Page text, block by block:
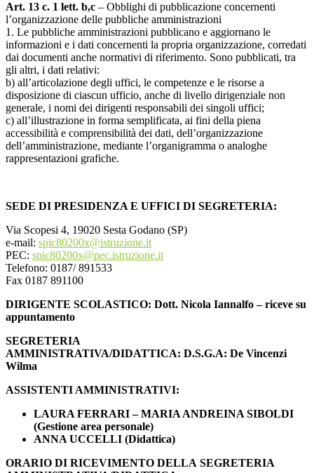
Art. 13 c. 1 lett. b,c – Obblighi di pubblicazione concernenti
l’organizzazione delle pubbliche amministrazioni
1. Le pubbliche amministrazioni pubblicano e aggiornano le
informazioni e i dati concernenti la propria organizzazione, corredati
dai documenti anche normativi di riferimento. Sono pubblicati, tra
gli altri, i dati relativi:
b) all’articolazione degli uffici, le competenze e le risorse a
disposizione di ciascun ufficio, anche di livello dirigenziale non
generale, i nomi dei dirigenti responsabili dei singoli uffici;
c) all’illustrazione in forma semplificata, ai fini della piena
accessibilità e comprensibilità dei dati, dell’organizzazione
dell’amministrazione, mediante l’organigramma o analoghe
rappresentazioni grafiche.
SEDE DI PRESIDENZA E UFFICI DI SEGRETERIA:
Via Scopesi 4, 19020 Sesta Godano (SP)
e-mail: spic80200x@istruzione.it
PEC: spic80200x@pec.istruzione.it
Telefono: 0187/ 891533
Fax 0187 891100
DIRIGENTE SCOLASTICO: Dott. Nicola Iannalfo – riceve su
appuntamento
SEGRETERIA
AMMINISTRATIVA/DIDATTICA: D.S.G.A: De Vincenzi
Wilma
ASSISTENTI AMMINISTRATIVI:
LAURA FERRARI – MARIA ANDREINA SIBOLDI
(Gestione area personale)
ANNA UCCELLI (Didattica)
ORARIO DI RICEVIMENTO DELLA SEGRETERIA